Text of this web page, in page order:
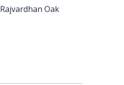
Rajvardhan Oak